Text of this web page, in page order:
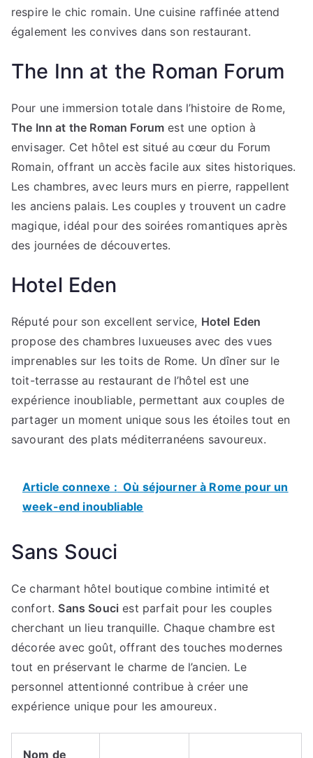
respire le chic romain. Une cuisine raffinée attend
également les convives dans son restaurant.
The Inn at the Roman Forum
Pour une immersion totale dans l’histoire de Rome,
The Inn at the Roman Forum est une option à
envisager. Cet hôtel est situé au cœur du Forum
Romain, offrant un accès facile aux sites historiques.
Les chambres, avec leurs murs en pierre, rappellent
les anciens palais. Les couples y trouvent un cadre
magique, idéal pour des soirées romantiques après
des journées de découvertes.
Hotel Eden
Réputé pour son excellent service, Hotel Eden
propose des chambres luxueuses avec des vues
imprenables sur les toits de Rome. Un dîner sur le
toit-terrasse au restaurant de l’hôtel est une
expérience inoubliable, permettant aux couples de
partager un moment unique sous les étoiles tout en
savourant des plats méditerranéens savoureux.
Article connexe : Où séjourner à Rome pour un
week-end inoubliable
Sans Souci
Ce charmant hôtel boutique combine intimité et
confort. Sans Souci est parfait pour les couples
cherchant un lieu tranquille. Chaque chambre est
décorée avec goût, offrant des touches modernes
tout en préservant le charme de l’ancien. Le
personnel attentionné contribue à créer une
expérience unique pour les amoureux.
Nom de